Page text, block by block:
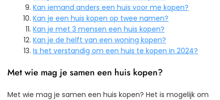
Kan iemand anders een huis voor me kopen?
Kan je een huis kopen op twee namen?
Kan je met 3 mensen een huis kopen?
Kan je de helft van een woning kopen?
Is het verstandig om een huis te kopen in 2024?
Met wie mag je samen een huis kopen?
Met wie mag je samen een huis kopen? Het is mogelijk om